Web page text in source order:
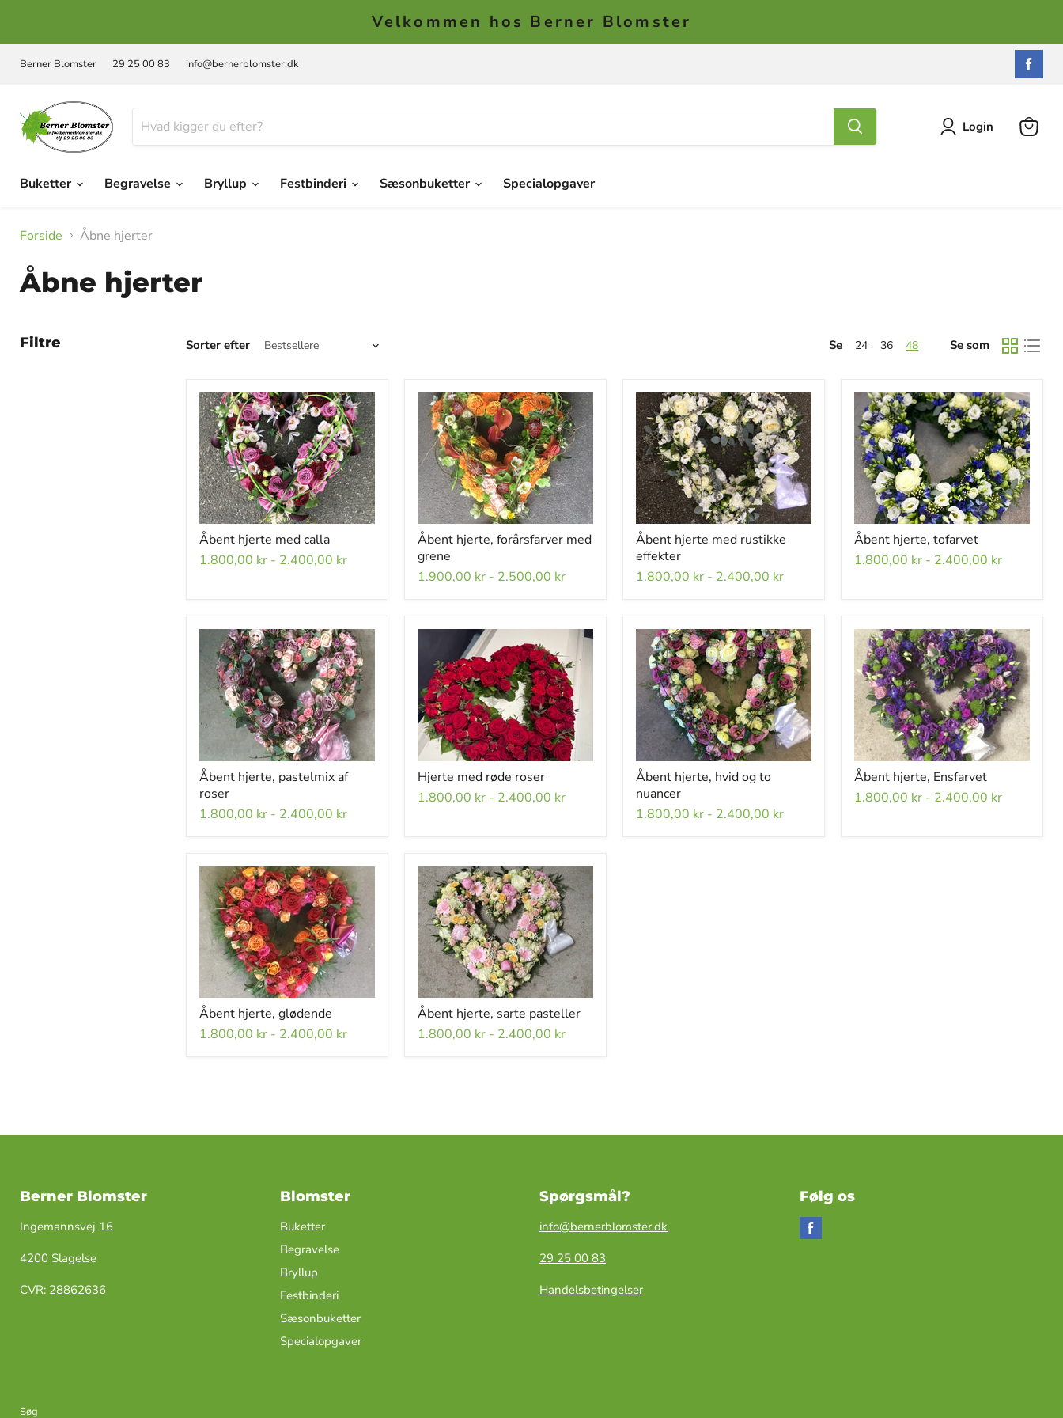
Velkommen hos Berner Blomster
Berner Blomster 29 25 00 83 info@bernerblomster.dk
Login
Buketter
Begravelse Bryllup Festbinderi Sæsonbuketter Specialopgaver
Forside Åbne hjerter
Åbne hjerter
Filtre Sorter efter Se 24 36 48 Se som
Åbent hjerte med calla
1.800,00 kr - 2.400,00 kr
Åbent hjerte, forårsfarver med
grene
1.900,00 kr - 2.500,00 kr
Åbent hjerte med rustikke
effekter
1.800,00 kr - 2.400,00 kr
Åbent hjerte, tofarvet
1.800,00 kr - 2.400,00 kr
Åbent hjerte, pastelmix af
roser
1.800,00 kr - 2.400,00 kr
Hjerte med røde roser
1.800,00 kr - 2.400,00 kr
Åbent hjerte, hvid og to
nuancer
1.800,00 kr - 2.400,00 kr
Åbent hjerte, Ensfarvet
1.800,00 kr - 2.400,00 kr
Åbent hjerte, glødende
1.800,00 kr - 2.400,00 kr
Åbent hjerte, sarte pasteller
1.800,00 kr - 2.400,00 kr
Berner Blomster
Ingemannsvej 16
4200 Slagelse
​CVR: ​28862636
Blomster
Buketter
Begravelse
Bryllup
Festbinderi
Sæsonbuketter
Specialopgaver
Spørgsmål?
info@bernerblomster.dk
29 25 00 83
Handelsbetingelser
Følg os
Søg